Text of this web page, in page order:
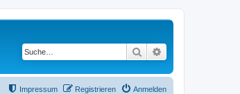
Suche
Anmelden
Registrieren
Impressum